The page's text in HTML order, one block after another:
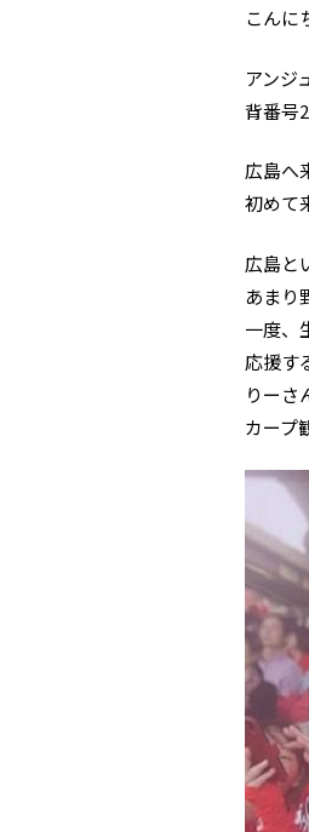
こんに
アンジ
背番号
広島へ
初めて
広島と
あまり
一度、
応援す
りーさ
カープ